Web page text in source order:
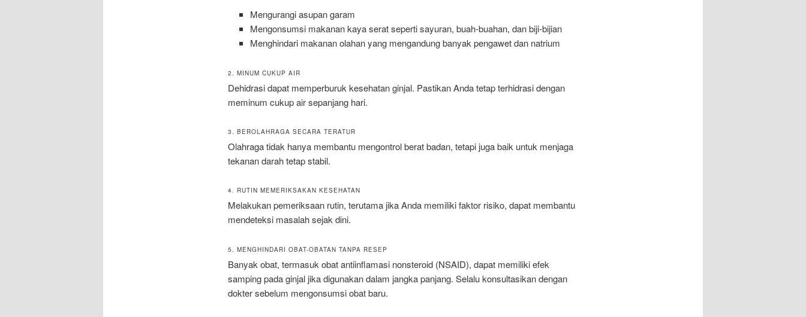
Mengurangi asupan garam
Mengonsumsi makanan kaya serat seperti sayuran, buah-buahan, dan biji-bijian
Menghindari makanan olahan yang mengandung banyak pengawet dan natrium
2. MINUM CUKUP AIR
Dehidrasi dapat memperburuk kesehatan ginjal. Pastikan Anda tetap terhidrasi dengan
meminum cukup air sepanjang hari.
3. BEROLAHRAGA SECARA TERATUR
Olahraga tidak hanya membantu mengontrol berat badan, tetapi juga baik untuk menjaga
tekanan darah tetap stabil.
4. RUTIN MEMERIKSAKAN KESEHATAN
Melakukan pemeriksaan rutin, terutama jika Anda memiliki faktor risiko, dapat membantu
mendeteksi masalah sejak dini.
5. MENGHINDARI OBAT-OBATAN TANPA RESEP
Banyak obat, termasuk obat antiinflamasi nonsteroid (NSAID), dapat memiliki efek
samping pada ginjal jika digunakan dalam jangka panjang. Selalu konsultasikan dengan
dokter sebelum mengonsumsi obat baru.